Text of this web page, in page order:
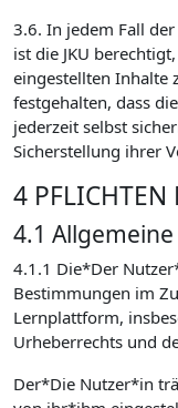
3.6. In jedem Fall
ist die JKU
eingestellten Inhalte
festgehalten, dass
jederzeit selbst
Sicherstellung ihrer
4
4.1
4.1.1 Die*Der
Bestimmungen im
Lernplattform,
Urheberrechts und
Der*Die Nutzer*in